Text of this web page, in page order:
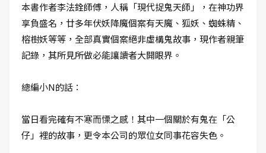
本書作者李法銓師傅，人稱「現代捉鬼天師」，在神功界
享負盛名，廿多年伏妖降魔個案有天魔、狐妖、蜘蛛精、
榕樹妖等等，全部真實個案絕非虛構鬼故事，現作者親筆
記錄，其所見所做必能讓讀者大開眼界。
總編小N的話：
當日看完確有不寒而慄之感！其中一個關於有鬼在「公
仔」裡的故事，更令本公司的眾位女同事花容失色。